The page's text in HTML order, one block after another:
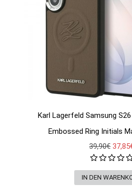
Karl Lagerfeld Samsung
Embossed Ring Initials
39,90€